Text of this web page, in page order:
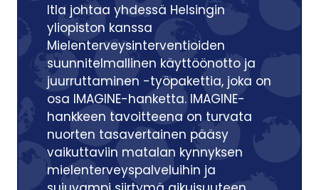
Itla johtaa yhdessä Helsingin
yliopiston kanssa
Mielenterveysinterventioiden
suunnitelmallinen käyttöönotto ja
juurruttaminen -työpakettia, joka on
osa IMAGINE-hanketta. IMAGINE-
hankkeen tavoitteena on turvata
nuorten tasavertainen pääsy
vaikuttaviin matalan kynnyksen
mielenterveyspalveluihin ja